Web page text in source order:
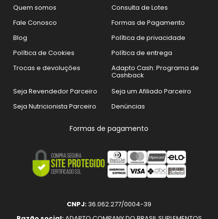
Quem somos
Consulta de Lotes
Fale Conosco
Formas de Pagamento
Blog
Política de privacidade
Política de Cookies
Política de entrega
Trocas e devoluções
Adapto Cash: Programa de
Cashback
Seja Revendedor Parceiro
Seja um Afiliado Parceiro
Seja Nutricionista Parceiro
Denúncias
Formas de pagamento
CNPJ: 36.062.277/0004-39